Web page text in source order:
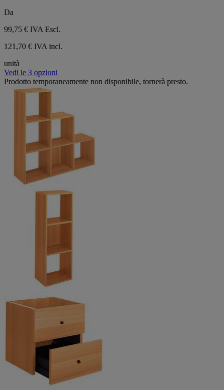
Da
99,75 € IVA Escl.
121,70 € IVA incl.
unità
Vedi le 3 opzioni
Prodotto temporaneamente non disponibile, tornerà presto.